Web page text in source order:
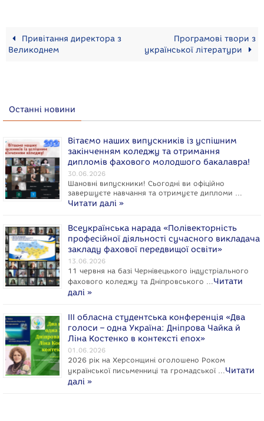
Привітання директора з
Великоднем
Програмові твори з
української літератури
Останні новини
Вітаємо наших випускників із успішним
закінченням коледжу та отримання
дипломів фахового молодшого бакалавра!
30.06.2026
Шановні випускники! Сьогодні ви офіційно
завершуєте навчання та отримуєте дипломи …
Читати далі »
Всеукраїнська нарада «Полівекторність
професійної діяльності сучасного викладача
закладу фахової передвищої освіти»
13.06.2026
11 червня на базі Чернівецького індустріального
фахового коледжу та Дніпровського …Читати
далі »
ІІІ обласна студентська конференція «Два
голоси – одна Україна: Дніпрова Чайка й
Ліна Костенко в контексті епох»
01.06.2026
2026 рік на Херсонщині оголошено Роком
укpaїнcької письменниці та громадської …Читати
далі »